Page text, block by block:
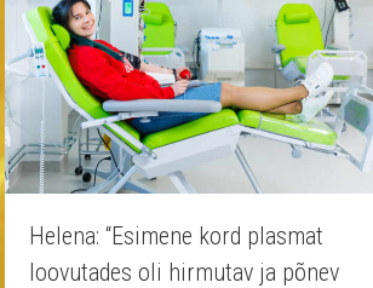
Helena: “Esimene kord plasmat
loovutades oli hirmutav ja põnev